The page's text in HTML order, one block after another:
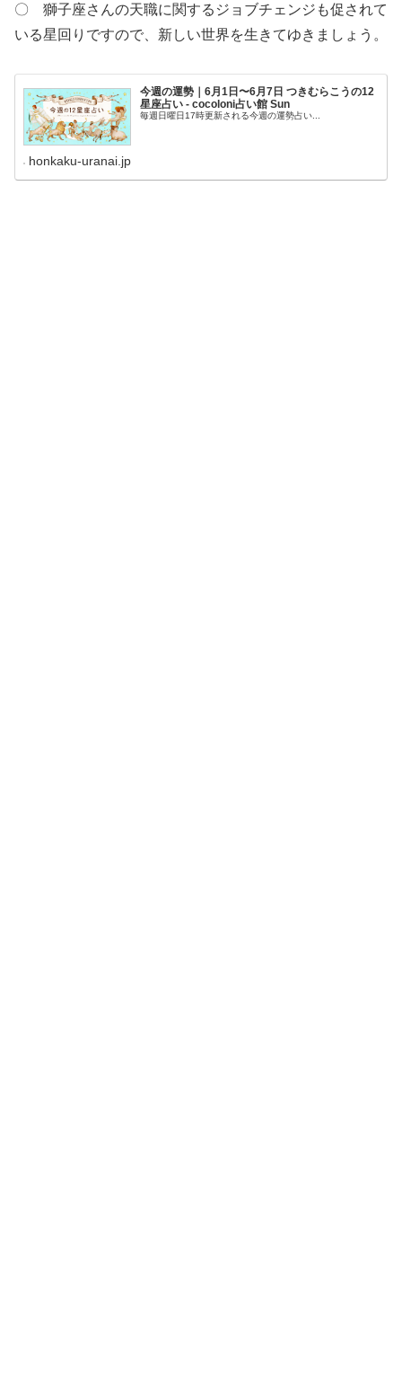
〇 獅子座さんの天職に関するジョブチェンジも促されて
いる星回りですので、新しい世界を生きてゆきましょう。
今週の運勢｜6月1日〜6月7日 つきむらこうの12
星座占い - cocoloni占い館 Sun
毎週日曜日17時更新される今週の運勢占い...
honkaku-uranai.jp